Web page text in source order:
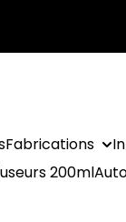
Fabrications
200ml